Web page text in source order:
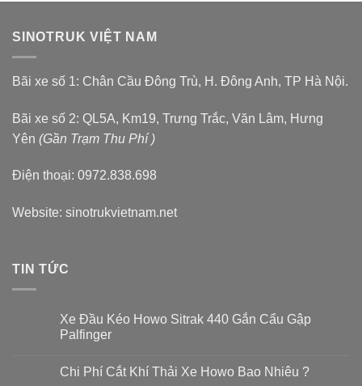
SINOTRUK VIỆT NAM
Bãi xe số 1: Chân Cầu Đông Trù, H. Đông Anh, TP Hà Nội.
Bãi xe số 2: QL5A, Km19, Trưng Trắc, Văn Lâm, Hưng
Yên (Gần Trạm Thu Phí )
Điện thoại: 0972.838.698
Website: sinotrukvietnam.net
TIN TỨC
Xe Đầu Kéo Howo Sitrak 440 Gắn Cẩu Gập
Palfinger
bình
Chi Phí Cắt Khí Thải Xe Howo Bao Nhiêu ?